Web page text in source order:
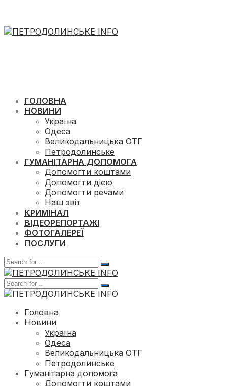
ГОЛОВНА
НОВИНИ
Україна
Одеса
Великодальницька ОТГ
Петродолинське
ГУМАНІТАРНА ДОПОМОГА
Допомогти коштами
Допомогти дією
Допомогти речами
Наш звіт
КРИМІНАЛ
ВІДЕОРЕПОРТАЖІ
ФОТОГАЛЕРЕЇ
ПОСЛУГИ
Головна
Новини
Україна
Одеса
Великодальницька ОТГ
Петродолинське
Гуманітарна допомога
Допомогти коштами